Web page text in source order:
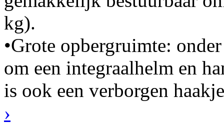
kg).
•Grote opbergruimte:
om een integraalhelm en
is ook een verborgen
›